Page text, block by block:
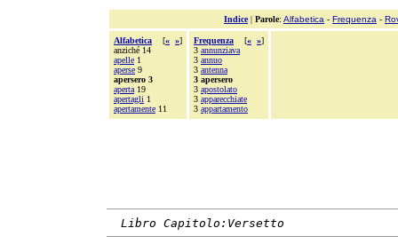
Indice| Parole: Alfabetica - Frequenza -
Alfabetica [« »]
anziché 14
apelle 1
aperse 9
apersero 3
aperta 19
apertagli 1
apertamente 11
Frequenza [« »]
3 annunziava
3 annuo
3 antenna
3 apersero
3 apostolato
3 apparecchiate
3 appartamento
Libro Capitolo:Versetto